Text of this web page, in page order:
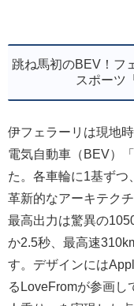
跳ね馬初のBEV！フ
スポーツ
伊フェラーリは現地
電気自動車（BEV）
た。各車輪に1基ずつ
革新的なアーキテク
最高出力は驚異の
か2.5秒、最高速
す。デザインには
るLoveFromが参画し